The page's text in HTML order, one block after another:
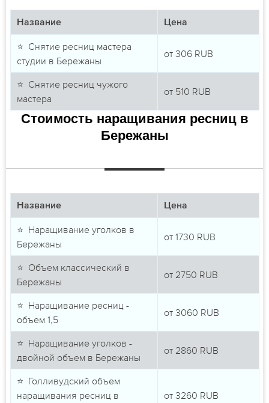
Название Цена
⭐ Снятие ресниц мастера
студии в Бережаны
от 306 RUB
⭐ Снятие ресниц чужого
мастера
от 510 RUB
Стоимость наращивания ресниц в
Бережаны
Название Цена
⭐ Наращивание уголков в
Бережаны
от 1730 RUB
⭐ Объем классический в
Бережаны
от 2750 RUB
⭐ Наращивание ресниц -
объем 1,5
от 3060 RUB
⭐ Наращивание уголков -
двойной объем в Бережаны
от 2860 RUB
⭐ Голливудский объем
наращивания ресниц в
от 3260 RUB